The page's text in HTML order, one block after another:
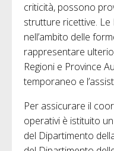
criticità, possono
strutture ricettive.
nell’ambito delle
rappresentare
Regioni e Province
temporaneo e
Per assicurare il
operativi è istituito un
del Dipartimento